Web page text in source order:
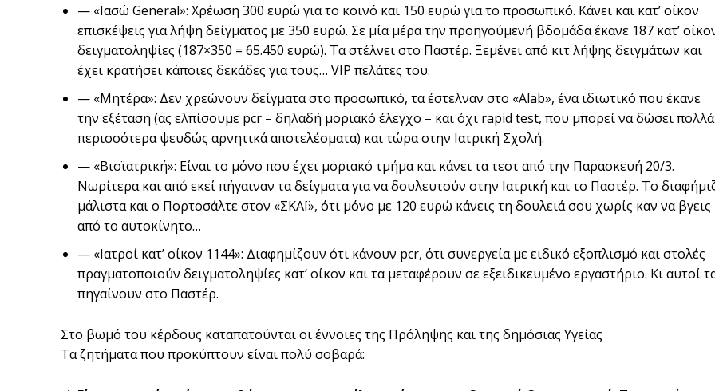
— «Ιασώ General»: Χρέωση 300 ευρώ για το κοινό και 150 ευρώ για το προσωπικό. Κάνει και κατ’ οίκον
επισκέψεις για λήψη δείγματος με 350 ευρώ. Σε μία μέρα την προηγούμενή βδομάδα έκανε 187 κατ’
δειγματοληψίες (187×350 = 65.450 ευρώ). Τα στέλνει στο Παστέρ. Ξεμένει από κιτ λήψης δειγμάτων και
έχει κρατήσει κάποιες δεκάδες για τους… VIP πελάτες του.
— «Μητέρα»: Δεν χρεώνουν δείγματα στο προσωπικό, τα έστελναν στο «Αlab», ένα ιδιωτικό που έκανε
την εξέταση (ας ελπίσουμε pcr – δηλαδή μοριακό έλεγχο – και όχι rapid test, που μπορεί να δώσει πολλά
περισσότερα ψευδώς αρνητικά αποτελέσματα) και τώρα στην Ιατρική Σχολή.
— «Βιοϊατρική»: Είναι το μόνο που έχει μοριακό τμήμα και κάνει τα τεστ από την Παρασκευή 20/3.
Νωρίτερα και από εκεί πήγαιναν τα δείγματα για να δουλευτούν στην Ιατρική και το Παστέρ. Το
μάλιστα και ο Πορτοσάλτε στον «ΣΚΑΪ», ότι μόνο με 120 ευρώ κάνεις τη δουλειά σου χωρίς καν να βγεις
από το αυτοκίνητο…
— «Ιατροί κατ’ οίκον 1144»: Διαφημίζουν ότι κάνουν pcr, ότι συνεργεία με ειδικό εξοπλισμό και στολές
πραγματοποιούν δειγματοληψίες κατ’ οίκον και τα μεταφέρουν σε εξειδικευμένο εργαστήριο. Κι αυτοί
πηγαίνουν στο Παστέρ.
Στο βωμό του κέρδους καταπατούνται οι έννοιες της Πρόληψης και της δημόσιας Υγείας
Τα ζητήματα που προκύπτουν είναι πολύ σοβαρά: